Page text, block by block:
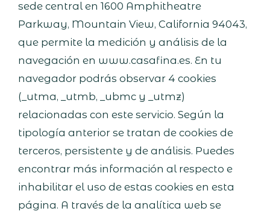
sede central en 1600 Amphitheatre
Parkway, Mountain View, California 94043,
que permite la medición y análisis de la
navegación en www.casafina.es. En tu
navegador podrás observar 4 cookies
(_utma, _utmb, _ubmc y _utmz)
relacionadas con este servicio. Según la
tipología anterior se tratan de cookies de
terceros, persistente y de análisis. Puedes
encontrar más información al respecto e
inhabilitar el uso de estas cookies en esta
página. A través de la analítica web se